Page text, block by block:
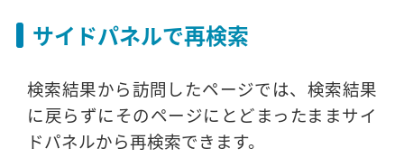
サイドパネルで再検索
検索結果から訪問したページでは、検索結果
に戻らずにそのページにとどまったままサイ
ドパネルから再検索できます。